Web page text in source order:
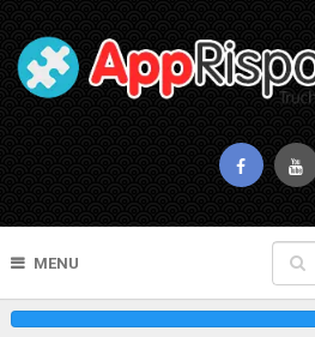
MENU